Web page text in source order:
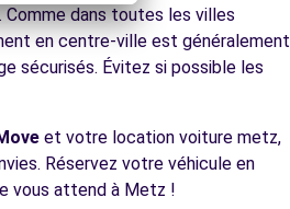
dans toutes les villes
en centre-ville est généralement
sécurisés. Évitez si possible les
et votre location voiture metz,
Réservez votre véhicule en
vous attend à Metz !